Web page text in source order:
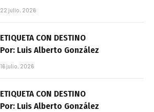
22 julio, 2026
ETIQUETA CON DESTINO
Por: Luis Alberto González
16 julio, 2026
ETIQUETA CON DESTINO
Por: Luis Alberto González